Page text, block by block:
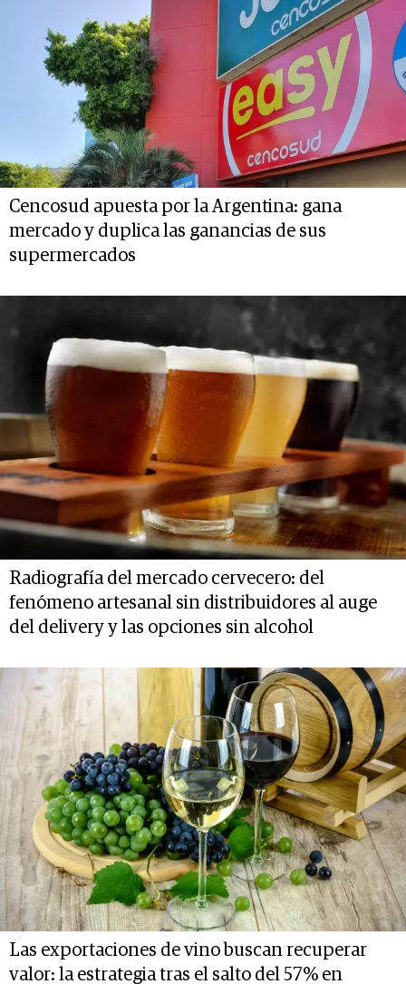
Cencosud apuesta por la Argentina: gana
mercado y duplica las ganancias de sus
supermercados
Radiografía del mercado cervecero: del
fenómeno artesanal sin distribuidores al auge
del delivery y las opciones sin alcohol
Las exportaciones de vino buscan recuperar
valor: la estrategia tras el salto del 57% en